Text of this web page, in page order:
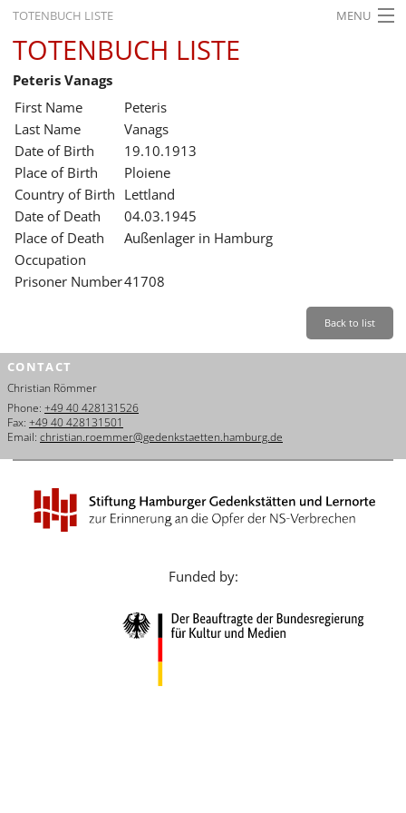
TOTENBUCH LISTE MENU
STARTSEITE
AUSSTELLUNGEN
GESCHICHTE
BILDUNG
FORSCHUNG
SERVICE
Leichte Sprache
Dansk
Español
Italiano
Nederlands
Português
TOTENBUCH LISTE
Peteris Vanags
First Name
Peteris
Last Name
Vanags
Date of Birth
19.10.1913
Place of Birth
Ploiene
Country of Birth Lettland
Date of Death
04.03.1945
Place of Death
Außenlager in Hamburg
Occupation
Prisoner Number41708
Back to list
CONTACT
Christian Römmer
Phone: +49 40 428131526
Fax: +49 40 428131501
Email: christian.roemmer@gedenkstaetten.hamburg.de
Funded by: